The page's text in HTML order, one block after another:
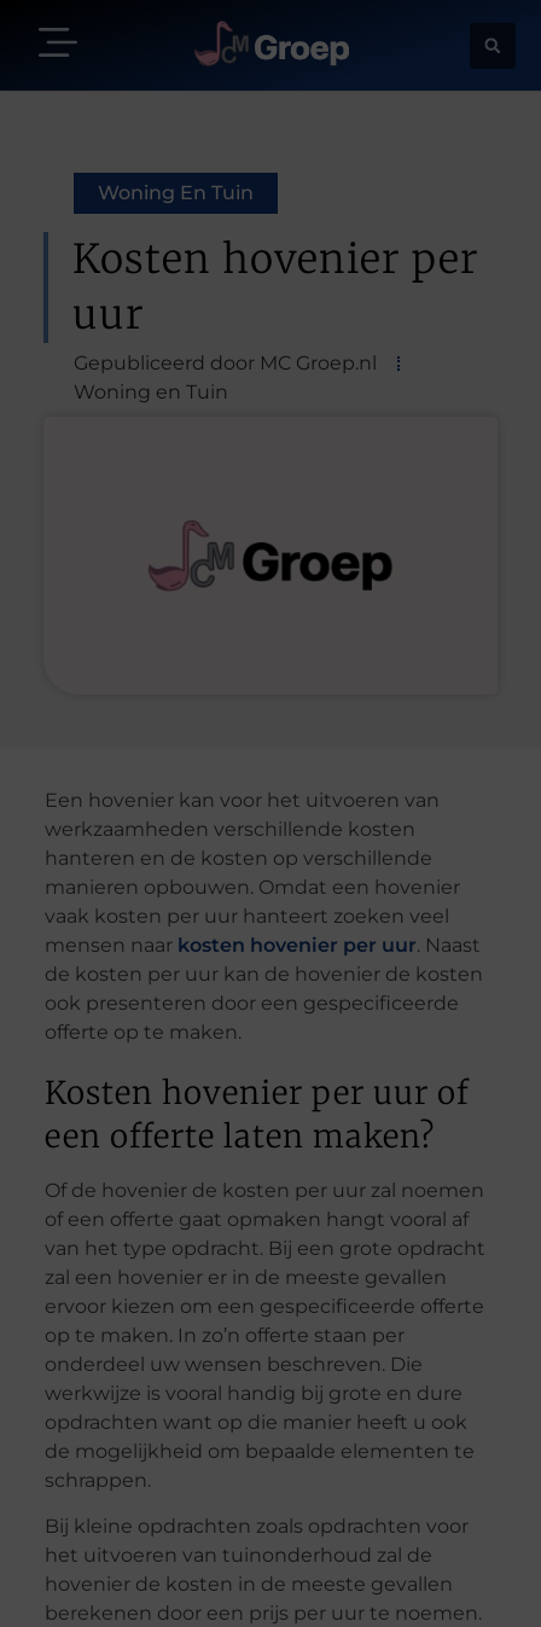
Woning En Tuin
Kosten hovenier per
uur
Gepubliceerd door MC Groep.nl
Woning en Tuin
Een hovenier kan voor het uitvoeren van
werkzaamheden verschillende kosten
hanteren en de kosten op verschillende
manieren opbouwen. Omdat een hovenier
vaak kosten per uur hanteert zoeken veel
mensen naar kosten hovenier per uur. Naast
de kosten per uur kan de hovenier de kosten
ook presenteren door een gespecificeerde
offerte op te maken.
Kosten hovenier per uur of
een offerte laten maken?
Of de hovenier de kosten per uur zal noemen
of een offerte gaat opmaken hangt vooral af
van het type opdracht. Bij een grote opdracht
zal een hovenier er in de meeste gevallen
ervoor kiezen om een gespecificeerde offerte
op te maken. In zo’n offerte staan per
onderdeel uw wensen beschreven. Die
werkwijze is vooral handig bij grote en dure
opdrachten want op die manier heeft u ook
de mogelijkheid om bepaalde elementen te
schrappen.
Bij kleine opdrachten zoals opdrachten voor
het uitvoeren van tuinonderhoud zal de
hovenier de kosten in de meeste gevallen
berekenen door een prijs per uur te noemen.